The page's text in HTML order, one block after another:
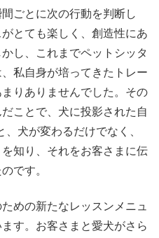
ごとに次の行動を判断し
とても楽しく、創造性にあ
し、これまでペットシッタ
私自身が培ってきたトレー
りありませんでした。その
ことで、犬に投影された自
犬が変わるだけでなく、
知り、それをお客さまに伝
です。
めの新たなレッスンメニュ
す。お客さまと愛犬がさら